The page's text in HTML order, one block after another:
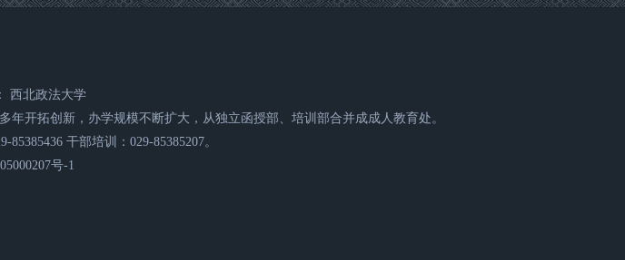
西北政法大学
开拓创新，办学规模不断扩大，从独立函授部、培训部合并成成人教育处。
85385436 干部培训：029-85385207。
号-1